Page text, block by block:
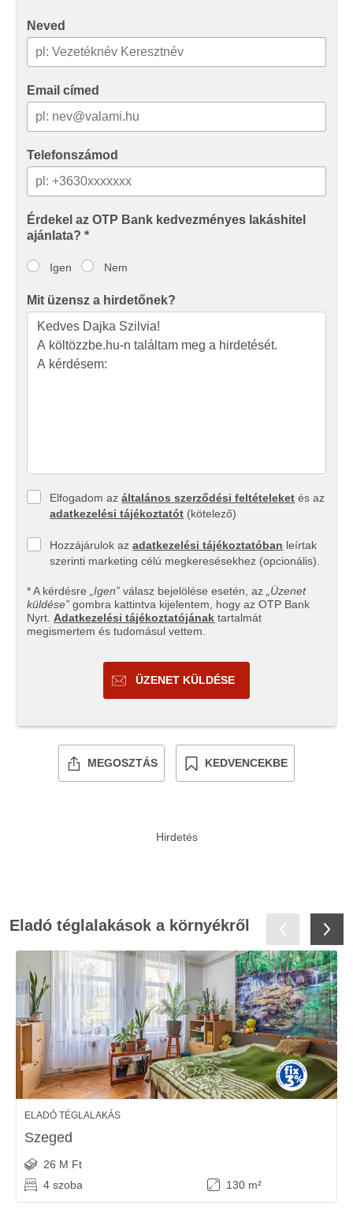
Neved
Email címed
Telefonszámod
Érdekel az OTP Bank kedvezményes lakáshitel
ajánlata? *
Igen Nem
Mit üzensz a hirdetőnek?
Elfogadom azáltalános szerződési feltételeket és az
adatkezelési tájékoztatót (kötelező)
Hozzájárulok azadatkezelési tájékoztatóban leírtak
szerinti marketing célú megkeresésekhez (opcionális).
* A kérdésre „Igen” válasz bejelölése esetén, az
„Üzenet
küldése” gombra kattintva kijelentem, hogy az OTP Bank
Nyrt. Adatkezelési tájékoztatójának tartalmát
megismertem és tudomásul vettem.
ÜZENET KÜLDÉSE
MEGOSZTÁS KEDVENCEKBE
Eladó téglalakások a környékről
ELADÓ TÉGLALAKÁS
Szeged
26 M Ft
4 szoba
130 m²